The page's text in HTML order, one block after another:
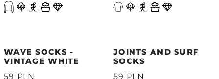
WAVE SOCKS -
VINTAGE WHITE
59 PLN
JOINTS AND SURF
SOCKS
59 PLN